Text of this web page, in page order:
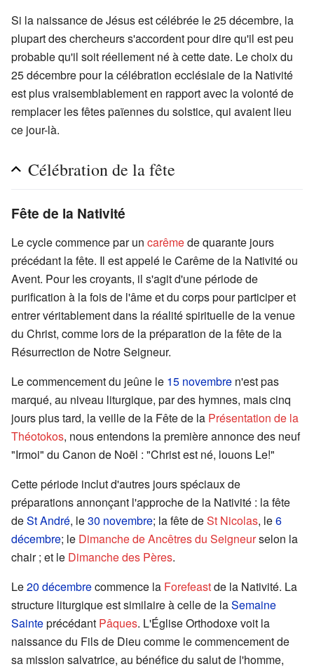
Si la naissance de Jésus est célébrée le 25 décembre, la
plupart des chercheurs s'accordent pour dire qu'il est peu
probable qu'il soit réellement né à cette date. Le choix du
25 décembre pour la célébration ecclésiale de la Nativité
est plus vraisemblablement en rapport avec la volonté de
remplacer les fêtes païennes du solstice, qui avaient lieu
ce jour-là.
Célébration de la fête
Fête de la Nativité
Le cycle commence par un carêmede quarante jours
précédant la fête. Il est appelé le Carême de la Nativité ou
Avent. Pour les croyants, il s'agit d'une période de
purification à la fois de l'âme et du corps pour participer et
entrer véritablement dans la réalité spirituelle de la venue
du Christ, comme lors de la préparation de la fête de la
Résurrection de Notre Seigneur.
Le commencement du jeûne le 15 novembre n'est pas
marqué, au niveau liturgique, par des hymnes, mais cinq
jours plus tard, la veille de la Fête de la Présentation de la
Théotokos, nous entendons la première annonce des neuf
"Irmoi" du Canon de Noël : "Christ est né, louons Le!"
Cette période inclut d'autres jours spéciaux de
préparations annonçant l'approche de la Nativité : la fête
deSt André, le30 novembre; la fête deSt Nicolas, le6
décembre; le Dimanche de Ancêtres du Seigneurselon la
chair ; et le Dimanche des Pères.
Le20 décembrecommence la Forefeastde la Nativité. La
structure liturgique est similaire à celle de laSemaine
Sainteprécédant Pâques. L'Église Orthodoxe voit la
naissance du Fils de Dieu comme le commencement de
sa mission salvatrice, au bénéfice du salut de l'homme,